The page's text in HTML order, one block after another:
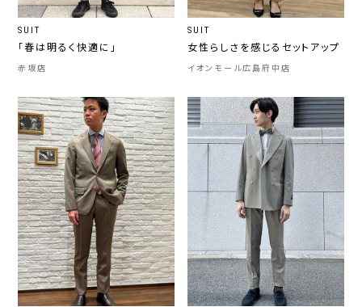
SUIT
「春は明るく快適に」
赤坂店
SUIT
女性らしさを感じるセットアップ
イオンモール広島府中店